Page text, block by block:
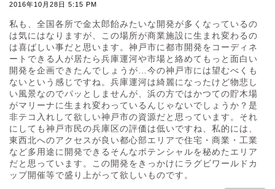
2016年10月28日 5:15 PM
私も、全国各所で金太郎飴みたいな開発が多くなっているの
は気にはなりますが、この場所が商業施設に生まれ変わるの
は喜ばしい事だと思います。神戸市に都市開発をコーディネ
ートできる人が居たら兵庫運河や市場と絡めてもっと面白い
開発を企画できたんでしょうが…今の神戸市には望むべくも
ないという感じですね。兵庫運河は綺麗になったけど物悲し
い風景なのでパッとしませんが、浜の方ではかつての貯木場
がマリーナに生まれ変わっているんじゃないでしょうか？是
非テコ入れして欲しい神戸市の資源だと思っています。それ
にしても神戸市民の兵庫区の評価は低いですね、私的には、
東西北へのアクセスが良い都心部エリアで住宅・商業・工業
など多用途に開発できるそんなポテンシャルを秘めたエリア
だと思っています。この開発をきっかけにラグビワールドカ
ップ開催等で盛り上がって欲しいものです。